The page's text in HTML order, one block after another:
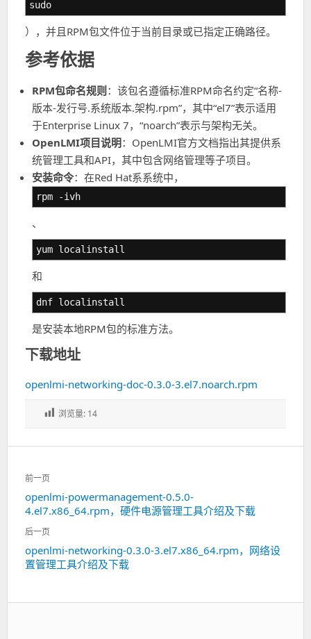
sudo
），并且RPM包文件位于当前目录或已指定正确路径。
参考依据
RPM包命名规则：该包名遵循标准RPM命名约定“名称-
版本-发行号.系统版本.架构.rpm”，其中“el7”表示适用
于Enterprise Linux 7，“noarch”表示与架构无关。
OpenLMI项目说明：OpenLMI官方文档指出其提供系
统管理工具和API，其中包含网络管理等子项目。
安装命令：在Red Hat系系统中，
rpm -ivh
、
yum localinstall
和
dnf localinstall
是安装本地RPM包的标准方法。
下载地址
openlmi-networking-doc-0.3.0-3.el7.noarch.rpm
浏览量: 14
文
章
导
航
前一页
上
一
篇：
openlmi-powermanagement-0.5.0-
4.el7.x86_64.rpm，硬件电源管理工具介绍及下载
后一页
下
一
openlmi-networking-0.3.0-3.el7.x86_64.rpm，网络设
置管理工具介绍及下载